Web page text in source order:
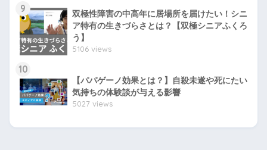
9
双極性障害の中高年に居場所を届けたい！シニ
ア特有の生きづらさとは？【双極シニアふくろ
う】
5106 views
10
【パパゲーノ効果とは？】自殺未遂や死にたい
気持ちの体験談が与える影響
5027 views